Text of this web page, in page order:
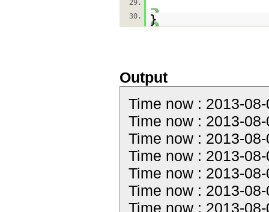
29.
30.
}
Output
Time now : 2013-
Time now : 2013-
Time now : 2013-
Time now : 2013-
Time now : 2013-
Time now : 2013-
Time now : 2013-